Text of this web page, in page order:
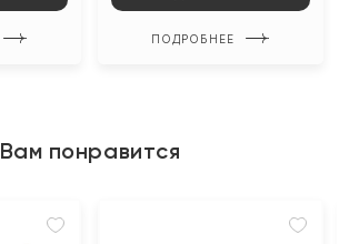
ПОДРОБНЕЕ
Вам понравится